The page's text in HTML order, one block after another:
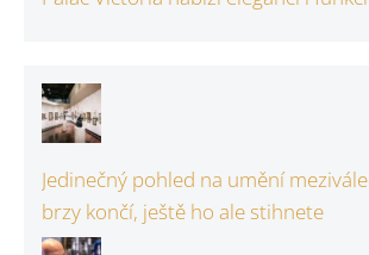
Jedinečný pohled na umění
brzy končí, ještě ho ale stihnete